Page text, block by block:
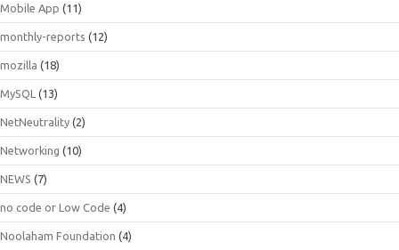
Mobile App (11)
monthly-reports (12)
mozilla (18)
MySQL (13)
NetNeutrality (2)
Networking (10)
NEWS (7)
no code or Low Code (4)
Noolaham Foundation (4)